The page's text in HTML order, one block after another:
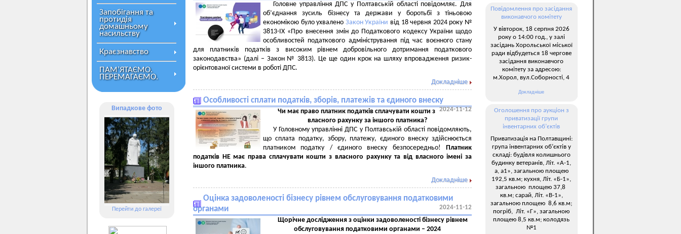
Запобігання та
протидія
домашньому
насильству
Краєзнавство
ПАМ’ЯТАЄМО.
ПЕРЕМАГАЄМО.
Випадкове фото
Перейти до галереї
Головне управління ДПС у Полтавській області повідомляє. Для
об’єднання зусиль бізнесу та держави у боротьбі з тіньовою
економікою було ухвалено Закон України від 18 червня 2024 року №
3813-IX «Про внесення змін до Податкового кодексу України щодо
особливостей податкового адміністрування під час воєнного стану
для платників податків з високим рівнем добровільного дотримання податкового
законодавства» (далі – Закон № 3813). Це ще один крок на шляху впровадження ризик-
орієнтованої системи в роботі ДПС.
Докладніше
Особливості сплати податків, зборів, платежів та єдиного внеску
2024-11-12
Чи має право платник податків сплачувати кошти з
власного рахунку за іншого платника?
У Головному управлінні ДПС у Полтавській області повідомляють,
що cплата податку, збору, платежу, єдиного внеску здійснюється
платником податку / єдиного внеску безпосередньо!
Платник
податків НЕ має права сплачувати кошти з власного рахунку та від власного імені за
іншого платника.
Докладніше
Оцінка задоволеності бізнесу рівнем обслуговування податковими
органами
2024-11-12
Щорічне дослідження з оцінки задоволеності бізнесу рівнем
обслуговування податковими органами – 2024
Повідомлення про засідання
виконавчого комітету
У вівторок, 18 серпня 2026
року о 14:00 год., у залі
засідань Хорольської міської
ради відбудеться 18 чергове
засідання виконавчого
комітету за адресою:
м.Хорол, вул.Соборності, 4
Докладніше
Оголошення про аукціон з
приватизації групи
інвентарних об’єктів
Приватизація на Полтавщині:
група інвентарних об’єктів у
складі: будівля колишнього
будинку ветеранів, Літ. «А-1,
а, а1», загальною площею
192,5 кв.м; кухня, Літ. «Б-1»,
загальною площею 37,8
кв.м; сарай, Літ. «В-1»,
загальною площею 8,6 кв.м;
погріб, Літ. «Г», загальною
площею 8,5 кв.м; колодязь
№1